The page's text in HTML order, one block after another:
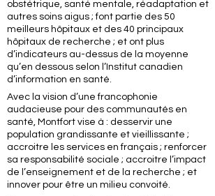
obstétrique, santé mentale, réadaptation et
autres soins aigus ; font partie des 50
meilleurs hôpitaux et des 40 principaux
hôpitaux de recherche ; et ont plus
d’indicateurs au-dessus de la moyenne
qu’en dessous selon l’Institut canadien
d’information en santé.
Avec la vision d’une francophonie
audacieuse pour des communautés en
santé, Montfort vise à : desservir une
population grandissante et vieillissante ;
accroitre les services en français ; renforcer
sa responsabilité sociale ; accroitre l’impact
de l’enseignement et de la recherche ; et
innover pour être un milieu convoité.